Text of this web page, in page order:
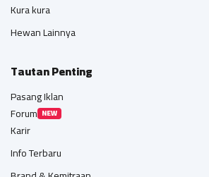
Kura kura
Hewan Lainnya
Tautan Penting
Pasang Iklan
Forum NEW
Karir
Info Terbaru